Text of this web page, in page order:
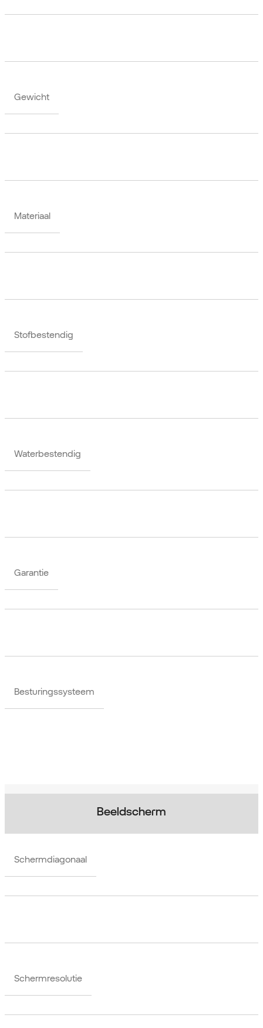
Gewicht
Materiaal
Stofbestendig
Waterbestendig
Garantie
Besturingssysteem
Beeldscherm
Schermdiagonaal
Schermresolutie